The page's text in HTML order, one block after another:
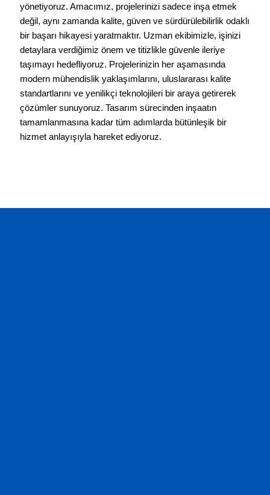
yönetiyoruz. Amacımız, projelerinizi sadece inşa etmek
değil, aynı zamanda kalite, güven ve sürdürülebilirlik odaklı
bir başarı hikayesi yaratmaktır. Uzman ekibimizle, işinizi
detaylara verdiğimiz önem ve titizlikle güvenle ileriye
taşımayı hedefliyoruz. Projelerinizin her aşamasında
modern mühendislik yaklaşımlarını, uluslararası kalite
standartlarını ve yenilikçi teknolojileri bir araya getirerek
çözümler sunuyoruz. Tasarım sürecinden inşaatın
tamamlanmasına kadar tüm adımlarda bütünleşik bir
hizmet anlayışıyla hareket ediyoruz.